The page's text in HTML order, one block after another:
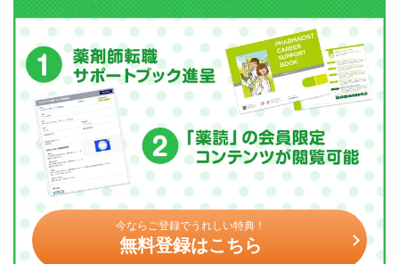
今ならご登録でうれしい特典！
無料登録はこちら